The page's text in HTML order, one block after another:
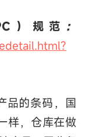
）规范 ：
品的条码，国
样，仓库在做